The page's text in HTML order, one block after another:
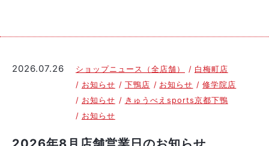
2026.07.26 ショップニュース（全店舗）
白梅町店
お知らせ
下鴨店 お知らせ
修学院店
お知らせ
きゅうべえsports京都下鴨
お知らせ